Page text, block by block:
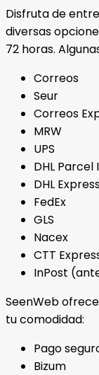
Disfruta de
diversas
72 horas.
Correos
Seur
Correos
MRW
UPS
DHL Parcel
DHL
FedEx
GLS
Nacex
CTT
InPost
SeenWeb
tu comodidad:
Pago
Bizum